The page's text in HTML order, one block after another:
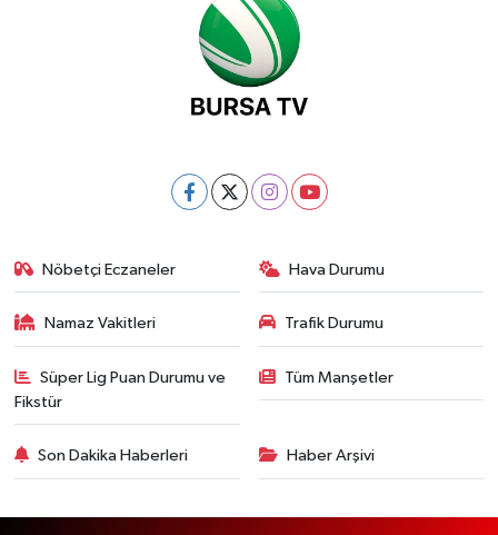
Nöbetçi Eczaneler Hava Durumu
Namaz Vakitleri Trafik Durumu
Süper Lig Puan Durumu ve
Fikstür
Tüm Manşetler
Son Dakika Haberleri Haber Arşivi